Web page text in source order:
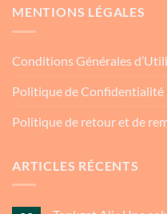
MENTIONS LÉGALES
Conditions Générales
Politique de Confidentialité
Politique de retour et de
ARTICLES RÉCENTS